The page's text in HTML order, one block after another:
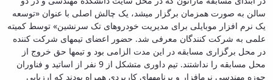
سالن به صورت همزمان برگزار می­شد، یک چالش اصلی با عنوان «توسعه
یک نرم افزار موبایلی برای مدیریت خودروهای تک سرنشین» توسط کمیته
علمی به شرکت کنندگان معرفی شد. حضور اعضای تیم­های شرکت کننده
در محل برگزاری مسابقه در این مدت الزامی بود و تیم­ها حق خروج از
محل مسابقه را نداشتند. تیم داوری متشکل از 9 نفر از اساتید و فناوران
حوزه مهندسی نرم­افزار و برنامه­های کاربردی همراه بودند که ارزیابی